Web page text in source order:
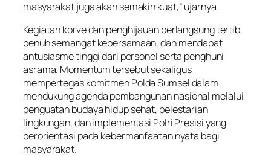
masyarakat juga akan semakin kuat,” ujarnya.
Kegiatan korve dan penghijauan berlangsung tertib,
penuh semangat kebersamaan, dan mendapat
antusiasme tinggi dari personel serta penghuni
asrama. Momentum tersebut sekaligus
mempertegas komitmen Polda Sumsel dalam
mendukung agenda pembangunan nasional melalui
penguatan budaya hidup sehat, pelestarian
lingkungan, dan implementasi Polri Presisi yang
berorientasi pada kebermanfaatan nyata bagi
masyarakat.